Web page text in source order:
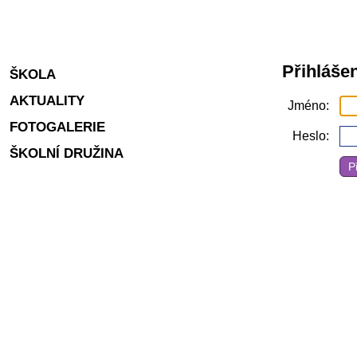
Jméno
Heslo
ŠKOLA
AKTUALITY
FOTOGALERIE
ŠKOLNÍ DRUŽINA